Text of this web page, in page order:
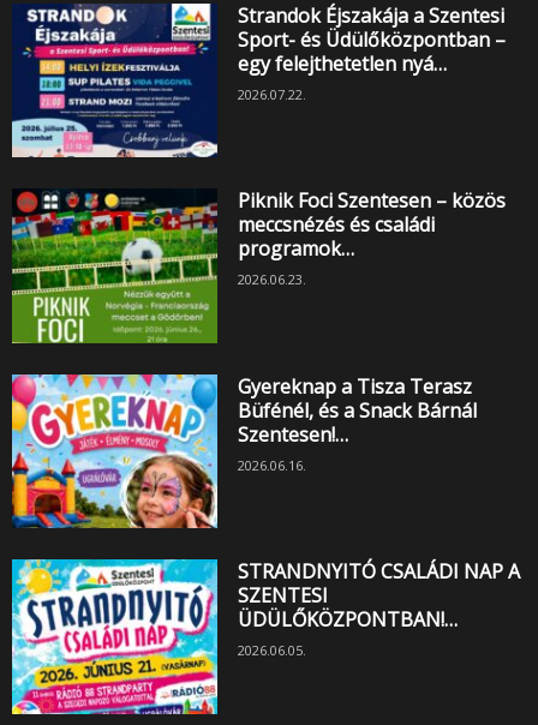
Strandok Éjszakája a Szentesi
Sport- és Üdülőközpontban –
egy felejthetetlen nyá…
2026.07.22.
Piknik Foci Szentesen – közös
meccsnézés és családi
programok…
2026.06.23.
Gyereknap a Tisza Terasz
Büfénél, és a Snack Bárnál
Szentesen!…
2026.06.16.
STRANDNYITÓ CSALÁDI NAP A
SZENTESI
ÜDÜLŐKÖZPONTBAN!…
2026.06.05.